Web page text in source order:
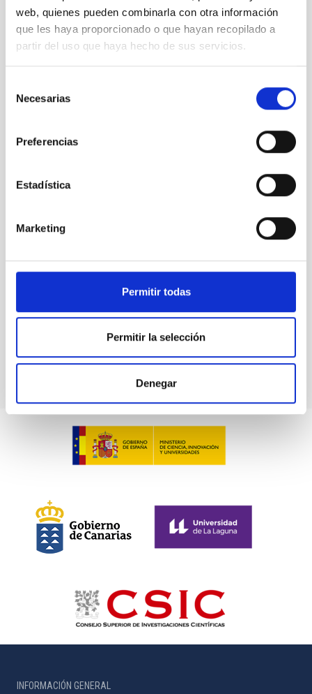
web, quienes pueden combinarla con otra información
que les haya proporcionado o que hayan recopilado a
partir del uso que haya hecho de sus servicios.
Necesarias
Preferencias
Estadística
Marketing
Permitir todas
Permitir la selección
Denegar
OSIRIS
OSIRIS Nasmyth-B
Espectrógrafo
INFORMACIÓN GENERAL